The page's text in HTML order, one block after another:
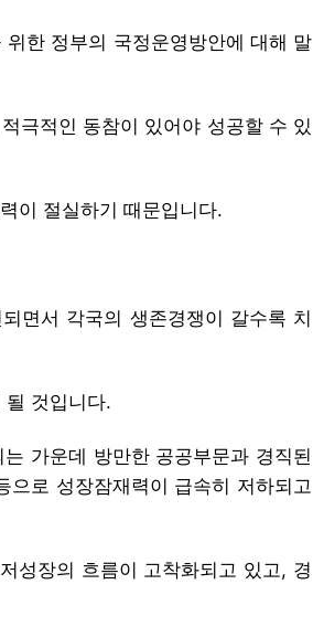
한 정부의 국정운영방안에 대해 말
극적인 동참이 있어야 성공할 수 있
이 절실하기 때문입니다.
면서 각국의 생존경쟁이 갈수록 치
것입니다.
가운데 방만한 공공부문과 경직된
으로 성장잠재력이 급속히 저하되고
성장의 흐름이 고착화되고 있고, 경